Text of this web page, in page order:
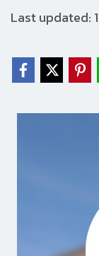
Last updated: